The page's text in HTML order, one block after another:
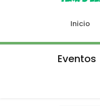
Inicio
Eventos